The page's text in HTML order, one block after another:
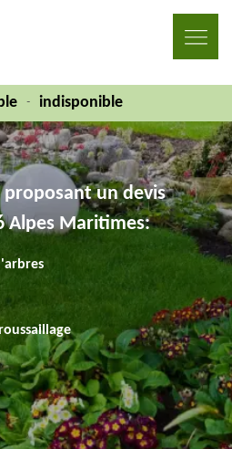
- indisponible
proposant un devis
Alpes Maritimes: